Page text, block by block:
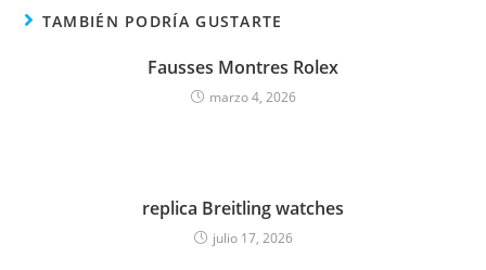
TAMBIÉN PODRÍA GUSTARTE
Fausses Montres Rolex
marzo 4, 2026
replica Breitling watches
julio 17, 2026